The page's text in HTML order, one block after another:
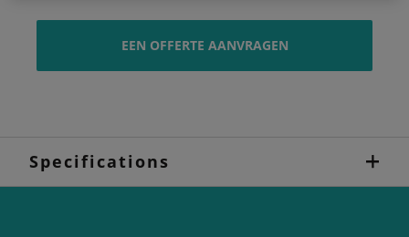
EEN OFFERTE AANVRAGEN
Specifications